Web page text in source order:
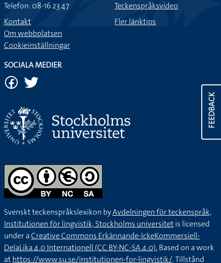
FEEDBACK
Telefon: 08-16 23 47
Kontakt
Om webbplatsen
Cookieinställningar
Teckenspråksvideo
Fler länktips
SOCIALA MEDIER
Svenskt teckenspråkslexikon byAvdelningen för teckenspråk,
Institutionen för lingvistik, Stockholms universitetis licensed
under aCreative Commons Erkännande-IckeKommersiell-
DelaLika 4.0 Internationell (CC BY-NC-SA 4.0).Based on a work
athttps://www.su.se/institutionen-for-lingvistik/. Tillstånd